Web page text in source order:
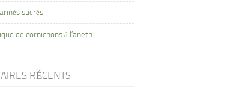
sucrés
de cornichons à l’aneth
RÉCENTS